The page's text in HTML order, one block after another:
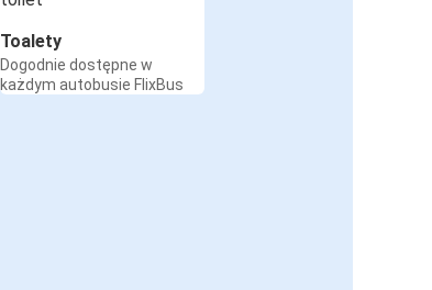
Toalety
Dogodnie dostępne w
każdym autobusie FlixBus